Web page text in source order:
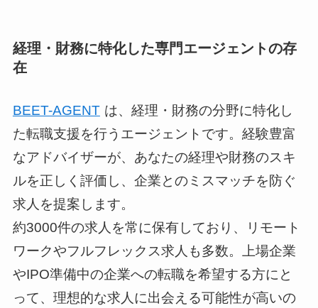
経理・財務に特化した専門エージェントの存
在
BEET-AGENT は、経理・財務の分野に特化し
た転職支援を行うエージェントです。経験豊富
なアドバイザーが、あなたの経理や財務のスキ
ルを正しく評価し、企業とのミスマッチを防ぐ
求人を提案します。
約3000件の求人を常に保有しており、リモート
ワークやフルフレックス求人も多数。上場企業
やIPO準備中の企業への転職を希望する方にと
って、理想的な求人に出会える可能性が高いの